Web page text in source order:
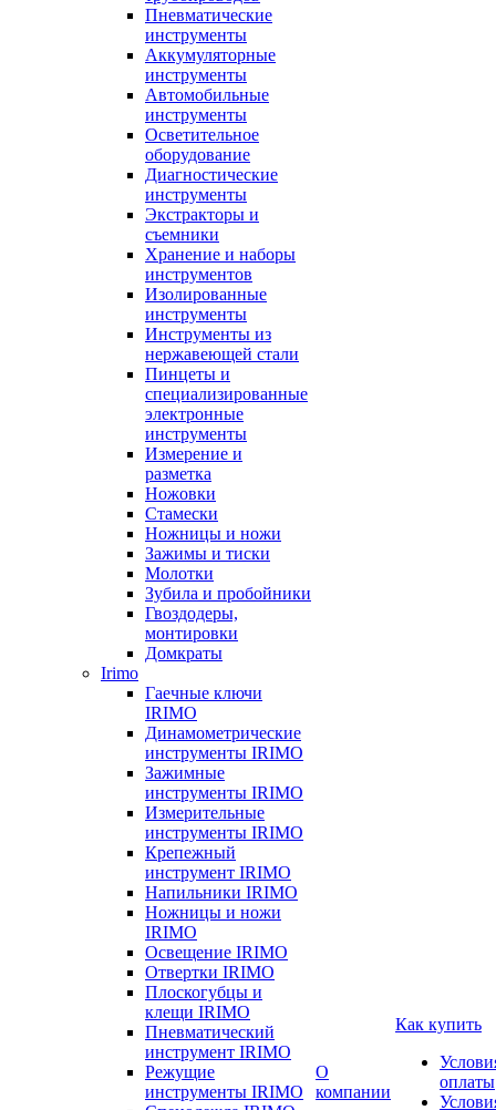
Пневматические
инструменты
Аккумуляторные
инструменты
Автомобильные
инструменты
Осветительное
оборудование
Диагностические
инструменты
Экстракторы и
съемники
Хранение и наборы
инструментов
Изолированные
инструменты
Инструменты из
нержавеющей стали
Пинцеты и
специализированные
электронные
инструменты
Измерение и
разметка
Ножовки
Стамески
Ножницы и ножи
Зажимы и тиски
Молотки
Зубила и пробойники
Гвоздодеры,
монтировки
Домкраты
Irimo
Гаечные ключи
IRIMO
Динамометрические
инструменты IRIMO
Зажимные
инструменты IRIMO
Измерительные
инструменты IRIMO
Крепежный
инструмент IRIMO
Напильники IRIMO
Ножницы и ножи
IRIMO
Освещение IRIMO
Отвертки IRIMO
Плоскогубцы и
клещи IRIMO
Пневматический
инструмент IRIMO
Режущие
инструменты IRIMO
О
компании
Как купить
оплаты